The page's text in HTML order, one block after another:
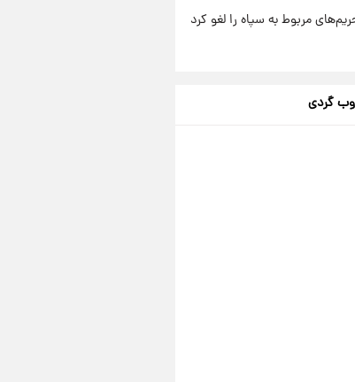
مربوط به سپاه را لغو کرد
گردی